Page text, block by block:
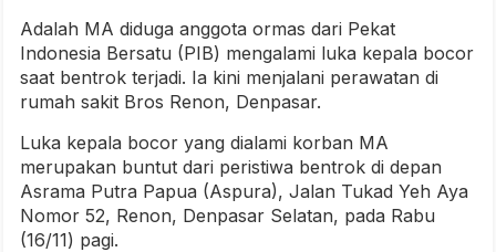
Adalah MA diduga anggota ormas dari Pekat
Indonesia Bersatu (PIB) mengalami luka kepala bocor
saat bentrok terjadi. Ia kini menjalani perawatan di
rumah sakit Bros Renon, Denpasar.
Luka kepala bocor yang dialami korban MA
merupakan buntut dari peristiwa bentrok di depan
Asrama Putra Papua (Aspura), Jalan Tukad Yeh Aya
Nomor 52, Renon, Denpasar Selatan, pada Rabu
(16/11) pagi.